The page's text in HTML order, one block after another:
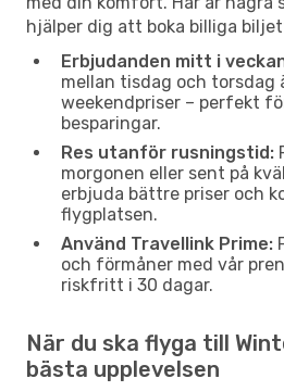
hjälper dig att boka billiga
Erbjudanden mitt i
mellan tisdag och torsdag
weekendpriser – perfekt
besparingar.
Res utanför rusningstid:
morgonen eller sent på
erbjuda bättre priser och
flygplatsen.
Använd Travellink Prime:
och förmåner med vår
riskfritt i 30 dagar.
När du ska flyga till
bästa upplevelsen